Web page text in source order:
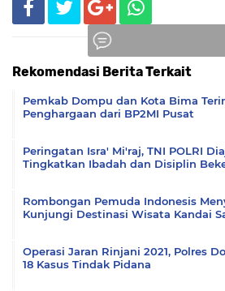
Rekomendasi Berita Terkait
Pemkab Dompu dan Kota Bima
Penghargaan dari BP2MI Pusat
Peringatan Isra' Mi'raj, TNI POLRI
Tingkatkan Ibadah dan Disiplin
Rombongan Pemuda Indonesis
Kunjungi Destinasi Wisata Kandai
Operasi Jaran Rinjani 2021, Polres
18 Kasus Tindak Pidana